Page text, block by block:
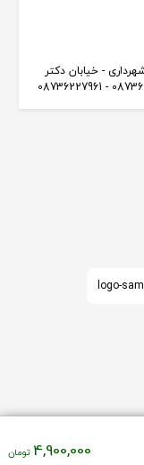
4,900,000
- خیابان دکتر